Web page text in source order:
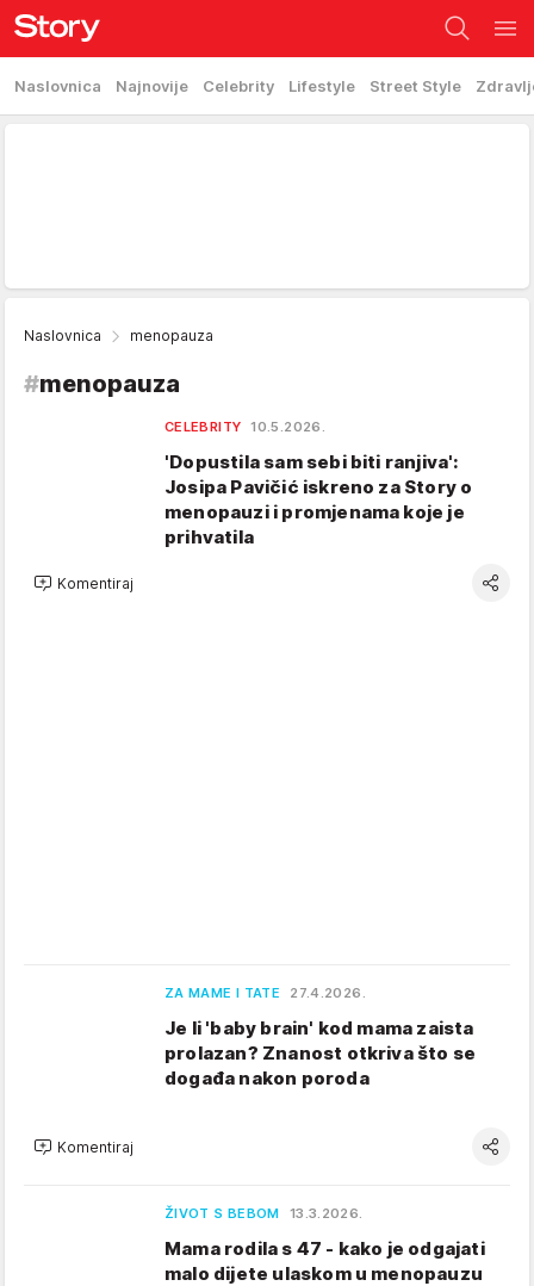
Naslovnica Najnovije Celebrity Lifestyle Street Style
Naslovnica menopauza
#menopauza
CELEBRITY 10.5.2026.
'Dopustila sam sebi biti ranjiva':
Josipa Pavičić iskreno za Story o
menopauzi i promjenama koje je
prihvatila
Komentiraj
ZA MAME I TATE 27.4.2026.
Je li 'baby brain' kod mama zaista
prolazan? Znanost otkriva što se
događa nakon poroda
Komentiraj
ŽIVOT S BEBOM 13.3.2026.
Mama rodila s 47 - kako je odgajati
malo dijete ulaskom u menopauzu